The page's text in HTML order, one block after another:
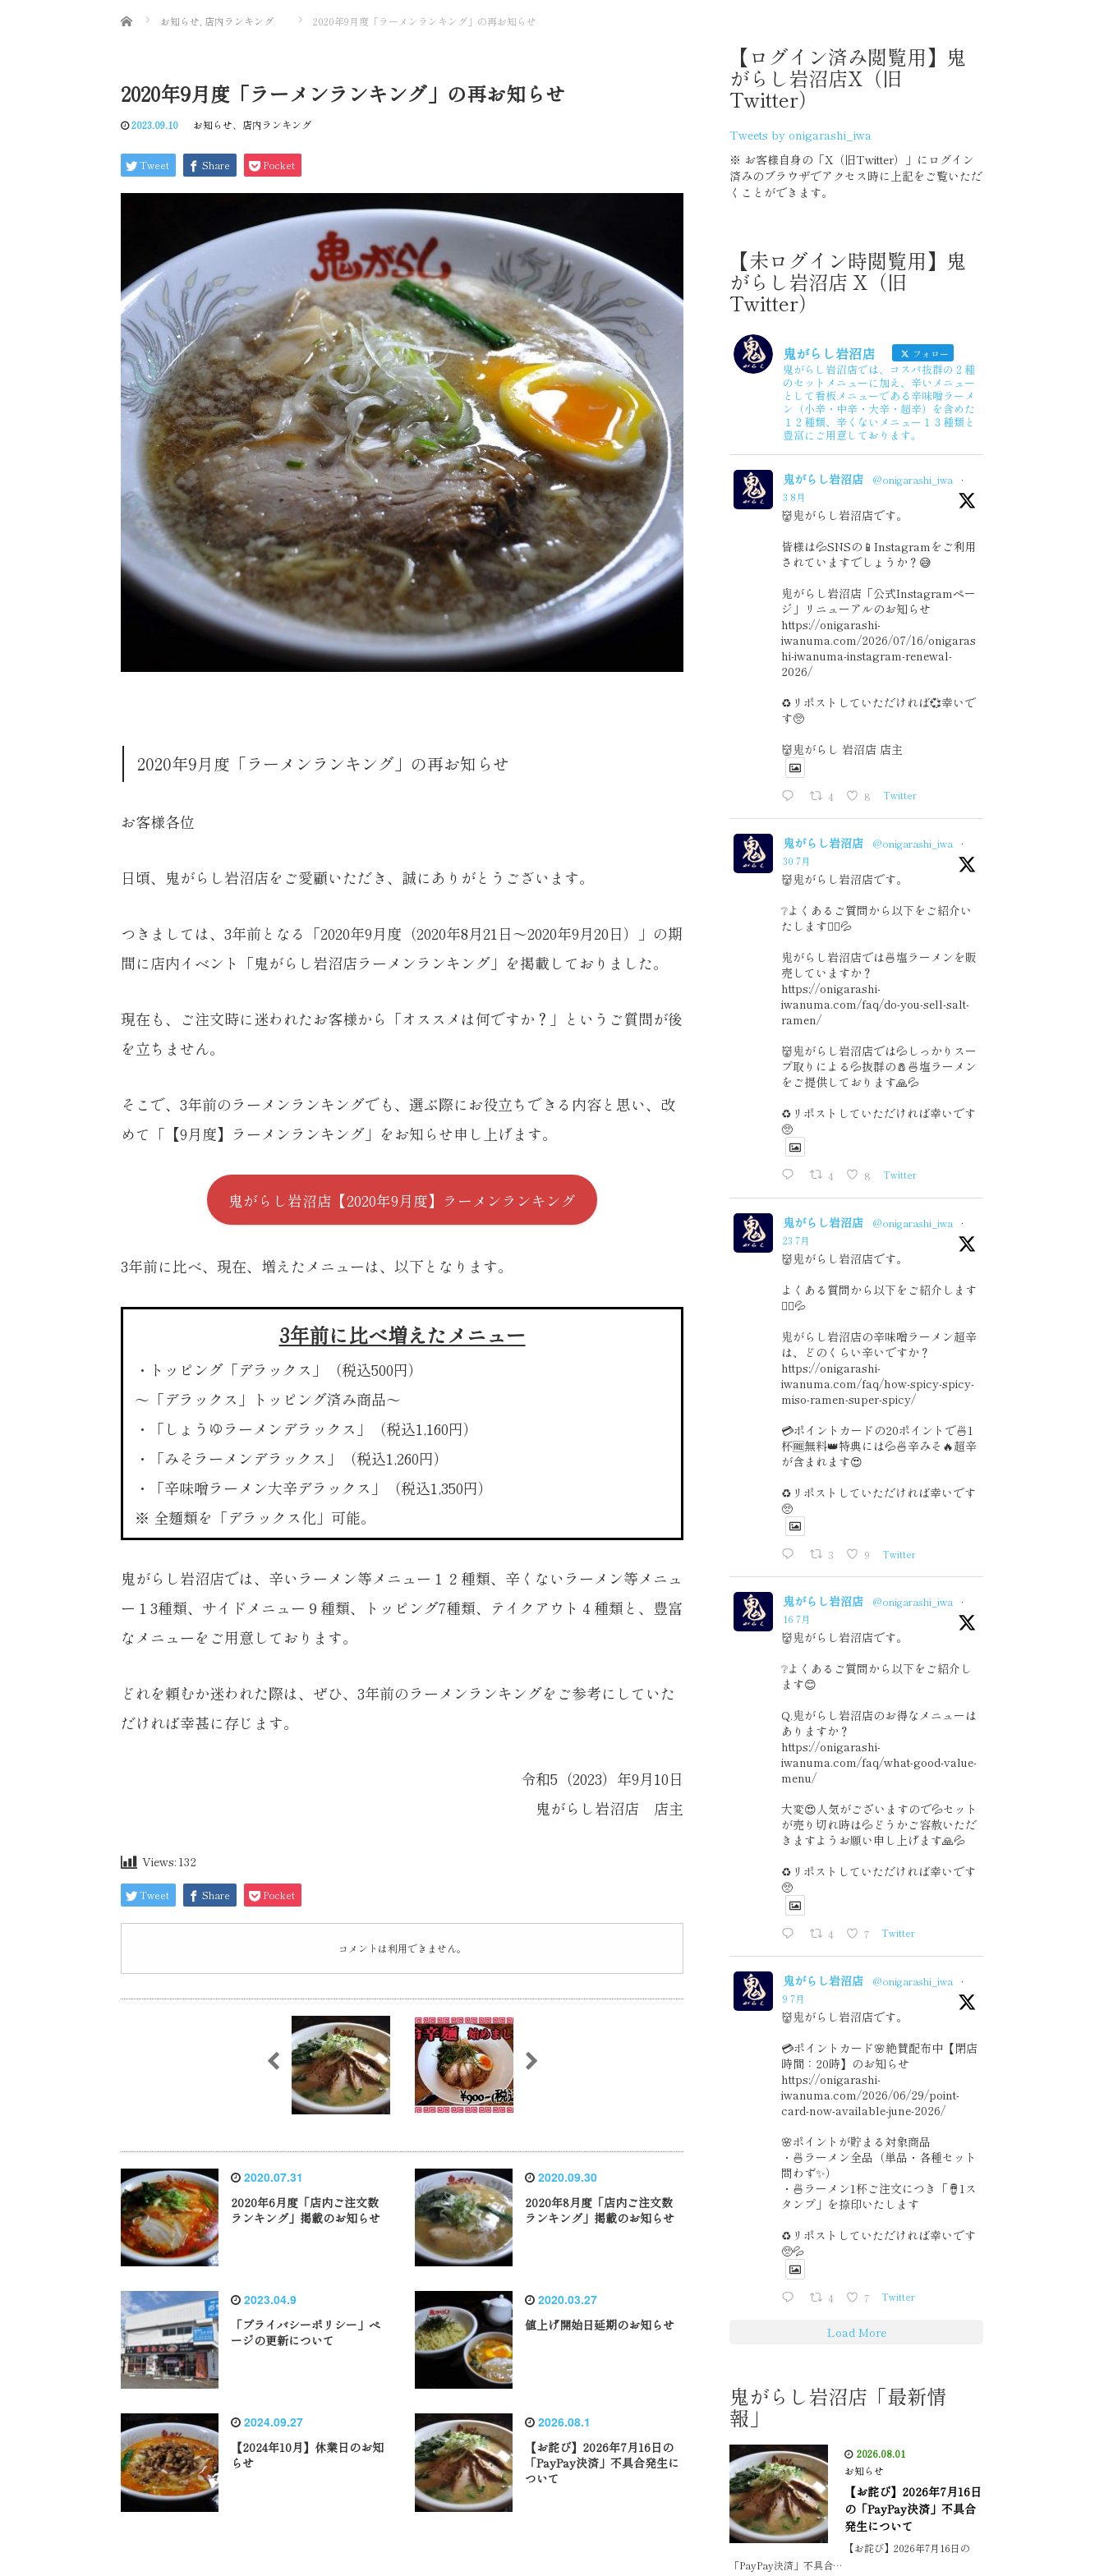
2020年7月度
2020年3月度
2020年1月度
Home お知らせ 店内ランキング 2020年9月度「ラーメンランキング」の再お知らせ
2020年9月度「ラーメンランキング」の再お知らせ
2023.09.10 お知らせ、 店内ランキング
Tweet Share Pocket
2020年9月度「ラーメンランキング」の再お知らせ
お客様各位
日頃、鬼がらし岩沼店をご愛顧いただき、誠にありがとうございます。
つきましては、3年前となる「2020年9月度（2020年8月21日～2020年9月20日）」の期
間に店内イベント「鬼がらし岩沼店ラーメンランキング」を掲載しておりました。
現在も、ご注文時に迷われたお客様から「オススメは何ですか？」というご質問が後
を立ちません。
そこで、3年前のラーメンランキングでも、選ぶ際にお役立ちできる内容と思い、改
めて「【9月度】ラーメンランキング」をお知らせ申し上げます。
鬼がらし岩沼店 【2020年9月度】 ラーメンランキング
3年前に比べ、現在、増えたメニューは、以下となります。
3年前に比べ増えたメニュー
・トッピング「デラックス」
（税込500円）
〜「デラックス」トッピング済み商品〜
・「しょうゆラーメンデラックス」
（税込1,160円）
・「みそラーメンデラックス」
（税込1,260円）
・「辛味噌ラーメン大辛デラックス」
（税込1,350円）
※ 全麺類を「デラックス化」可能。
鬼がらし岩沼店では、辛いラーメン等メニュー１２種類、辛くないラーメン等メニュ
ー１3種類、サイドメニュー９種類、トッピング7種類、テイクアウト４種類と、豊富
なメニューをご用意しております。
どれを頼むか迷われた際は、ぜひ、3年前のラーメンランキングをご参考にしていた
だければ幸甚に存じます。
令和5（2023）年9月10日
鬼がらし岩沼店 店主
Views: 132
Tweet Share Pocket
コメントは利用できません。
2020.07.31
2020年6月度「店内ご注文数
ランキング」掲載のお知らせ
2020.09.30
2020年8月度「店内ご注文数
ランキング」掲載のお知らせ
2023.04.9
「プライバシーポリシー」ペ
ージの更新について
2020.03.27
値上げ開始日延期のお知らせ
2024.09.27
【2024年10月】休業日のお知
らせ
2026.08.1
【お詫び】2026年7月16日の
「PayPay決済」不具合発生に
ついて
【ログイン済み閲覧用】鬼
がらし岩沼店X（旧
Twitter）
Tweets by onigarashi_iwa
※ お客様自身の「X（旧Twitter）」にログイン
済みのブラウザでアクセス時に上記をご覧いただ
くことができます。
【未ログイン時閲覧用】鬼
がらし岩沼店 X（旧
Twitter）
鬼がらし岩沼店 フォロー
鬼がらし岩沼店では、コスパ抜群の２種
のセットメニューに加え、辛いメニュー
として看板メニューである辛味噌ラーメ
ン（小辛・中辛・大辛・超辛）を含めた
１２種類、辛くないメニュー１３種類と
豊富にご用意しております。
鬼がらし岩沼店 @onigarashi_iwa
·
3 8月
👹鬼がらし岩沼店です。
皆様は💦SNSの📱Instagramをご利用
されていますでしょうか？😅
鬼がらし岩沼店「公式Instagramペー
ジ」リニューアルのお知らせ
https://onigarashi-
iwanuma.com/2026/07/16/onigaras
hi-iwanuma-instagram-renewal-
2026/
♻️リポストしていただければ💞幸いで
す🥺
👹鬼がらし 岩沼店 店主
4 8 Twitter
鬼がらし岩沼店 @onigarashi_iwa
·
30 7月
👹鬼がらし岩沼店です。
❔よくあるご質問から以下をご紹介い
たします🙇‍♂️💦
鬼がらし岩沼店では🍜塩ラーメンを販
売していますか？
https://onigarashi-
iwanuma.com/faq/do-you-sell-salt-
ramen/
👹鬼がらし岩沼店では💦しっかりスー
プ取りによる💦抜群の🧂🍜塩ラーメン
をご提供しております🙏💦
♻️リポストしていただければ幸いです
🥺
4 8 Twitter
鬼がらし岩沼店 @onigarashi_iwa
·
23 7月
👹鬼がらし岩沼店です。
よくある質問から以下をご紹介します
🙇‍♂️💦
鬼がらし岩沼店の辛味噌ラーメン超辛
は、どのくらい辛いですか？
https://onigarashi-
iwanuma.com/faq/how-spicy-spicy-
miso-ramen-super-spicy/
💳ポイントカードの20ポイントで🍜1
杯🆓無料👑特典には💦🍜辛みそ🔥超辛
が含まれます😍
♻️リポストしていただければ幸いです
🥺
3 9 Twitter
鬼がらし岩沼店 @onigarashi_iwa
·
16 7月
👹鬼がらし岩沼店です。
❔よくあるご質問から以下をご紹介し
ます😊
Q.鬼がらし岩沼店のお得なメニューは
ありますか？
https://onigarashi-
iwanuma.com/faq/what-good-value-
menu/
大変😍人気がございますので💦セット
が売り切れ時は💦どうかご容赦いただ
きますようお願い申し上げます🙏💦
♻️リポストしていただければ幸いです
🥺
4 7 Twitter
鬼がらし岩沼店 @onigarashi_iwa
·
9 7月
👹鬼がらし岩沼店です。
💳ポイントカード🌸絶賛配布中【閉店
時間：20時】のお知らせ
https://onigarashi-
iwanuma.com/2026/06/29/point-
card-now-available-june-2026/
🌸ポイントが貯まる対象商品
・🍜ラーメン全品（単品・各種セット
問わず✨）
・🍜ラーメン1杯ご注文につき「🪘1ス
タンプ」を捺印いたします
♻️リポストしていただければ幸いです
🥺💦
4 7 Twitter
Load More
鬼がらし岩沼店「最新情
報」
2026.08.01
お知らせ
【お詫び】2026年7月16日
の「PayPay決済」不具合
発生について
【お詫び】2026年7月16日の
「PayPay決済」不具合…